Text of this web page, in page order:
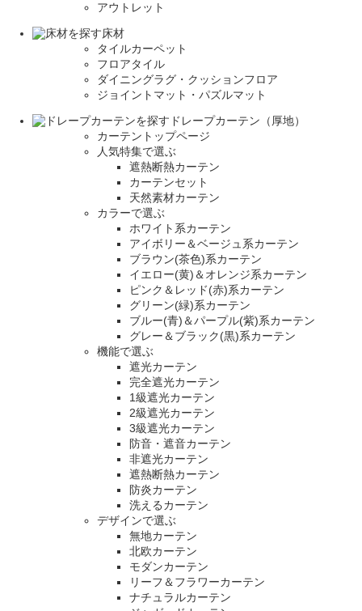
アウトレット
床材
タイルカーペット
フロアタイル
ダイニングラグ・クッションフロア
ジョイントマット・パズルマット
ドレープカーテン（厚地）
カーテントップページ
人気特集で選ぶ
遮熱断熱カーテン
カーテンセット
天然素材カーテン
カラーで選ぶ
ホワイト系カーテン
アイボリー＆ベージュ系カーテン
ブラウン(茶色)系カーテン
イエロー(黄)＆オレンジ系カーテン
ピンク＆レッド(赤)系カーテン
グリーン(緑)系カーテン
ブルー(青)＆パープル(紫)系カーテン
グレー＆ブラック(黒)系カーテン
機能で選ぶ
遮光カーテン
完全遮光カーテン
1級遮光カーテン
2級遮光カーテン
3級遮光カーテン
防音・遮音カーテン
非遮光カーテン
遮熱断熱カーテン
防炎カーテン
洗えるカーテン
デザインで選ぶ
無地カーテン
北欧カーテン
モダンカーテン
リーフ＆フラワーカーテン
ナチュラルカーテン